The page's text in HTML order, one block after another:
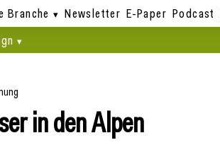
Branche Newsletter E-Paper Podcast
in den Alpen